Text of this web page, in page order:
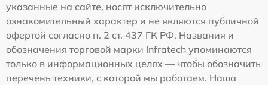
указанные на сайте, носят исключительно
ознакомительный характер и не являются публичной
офертой согласно п. 2 ст. 437 ГК РФ. Названия и
обозначения торговой марки Infratech упоминаются
только в информационных целях — чтобы обозначить
перечень техники, с которой мы работаем. Наша